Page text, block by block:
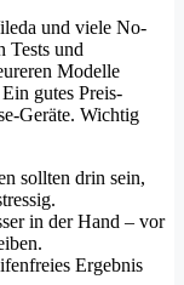
und viele No-
Tests und
Modelle
gutes Preis-
Geräte. Wichtig
sollten drin sein,
in der Hand – vor
Ergebnis